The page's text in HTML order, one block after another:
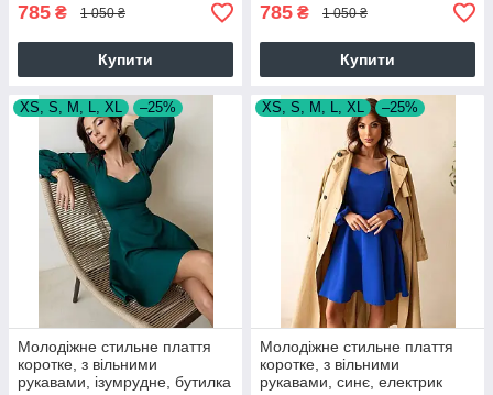
785 ₴ 1 050 ₴
Купити
785 ₴ 1 050 ₴
Купити
XS, S, M, L, XL –25%
Молодіжне стильне плаття
коротке, з вільними
рукавами, ізумрудне, бутилка
XS, S, M, L, XL –25%
Молодіжне стильне плаття
коротке, з вільними
рукавами, синє, електрик